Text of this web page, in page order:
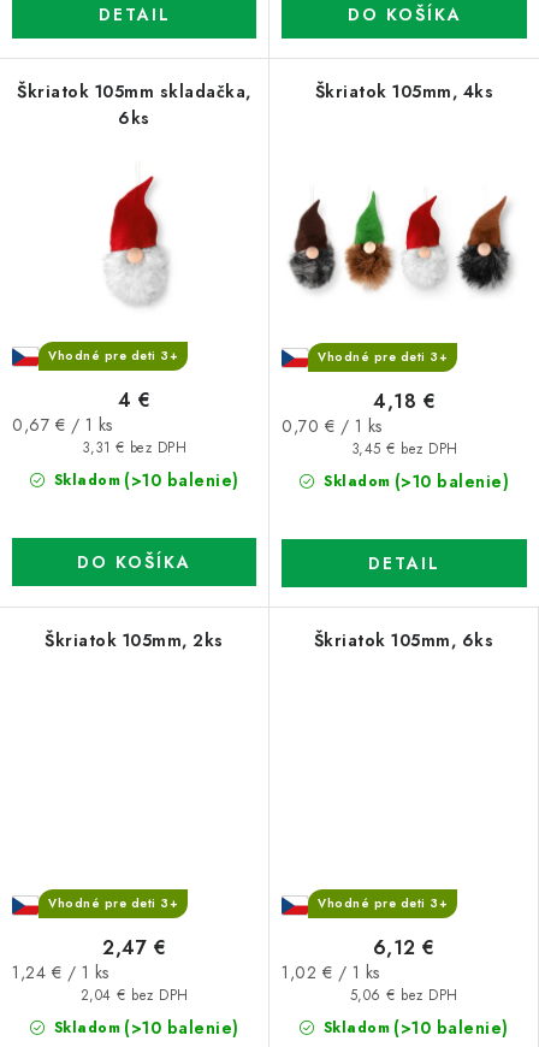
DETAIL DO KOŠÍKA
Škriatok 105mm skladačka,
6ks
Vhodné pre deti 3+
Skladom (>10 balenie)
3,31 € bez DPH
4 €
Jednotková
0,67 € / 1 ks
DO KOŠÍKA
Škriatok 105mm, 4ks
Vhodné pre deti 3+
Skladom (>10 balenie)
3,45 € bez DPH
4,18 €
Jednotková
0,70 € / 1 ks
DETAIL
Škriatok 105mm, 2ks
Vhodné pre deti 3+
Skladom (>10 balenie)
2,04 € bez DPH
2,47 €
Jednotková
1,24 € / 1 ks
Škriatok 105mm, 6ks
Vhodné pre deti 3+
Skladom (>10 balenie)
5,06 € bez DPH
6,12 €
Jednotková
1,02 € / 1 ks